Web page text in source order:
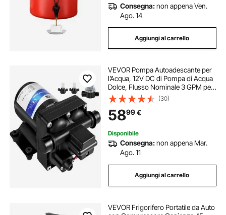
Consegna:non appena Ven.
Ago. 14
Aggiungi al carrello
VEVOR Pompa Autoadescante per
l’Acqua, 12V DC di Pompa di Acqua
Dolce, Flusso Nominale 3 GPM per
Pompa a Diaframma Industriale con
Filtro, Pompa Acquario della
Protezione Termica Ideale per
Lavaggi
(30)
5899€
Disponibile
Consegna:non appena Mar.
Ago. 11
Aggiungi al carrello
VEVOR Frigorifero Portatile da Auto